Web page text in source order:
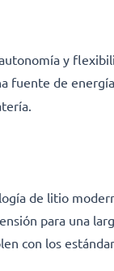
y
fuente de
de litio
para una
con los